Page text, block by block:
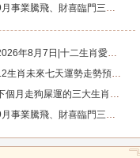
年12月9日-12月15日】
事業騰飛、財喜臨門三大星座_九月_財運_機會
運勢好嗎
年8月7日|十二生肖愛情好運榜_感情_情緒_對方
肖未來七天運勢走勢預報（2026年8月4日-8月10日）_池池_感情_事業
走狗屎運的三大生肖，出門遇財神，步步高升，紫氣盈門，喜事連連！_龍的_運氣_時候
事業騰飛、財喜臨門三大星座_九月_財運_機會